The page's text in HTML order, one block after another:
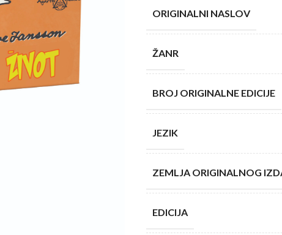
ORIGINALNI NASLOV
ŽANR
BROJ ORIGINALNE EDICIJE
JEZIK
ZEMLJA ORIGINALNOG
EDICIJA